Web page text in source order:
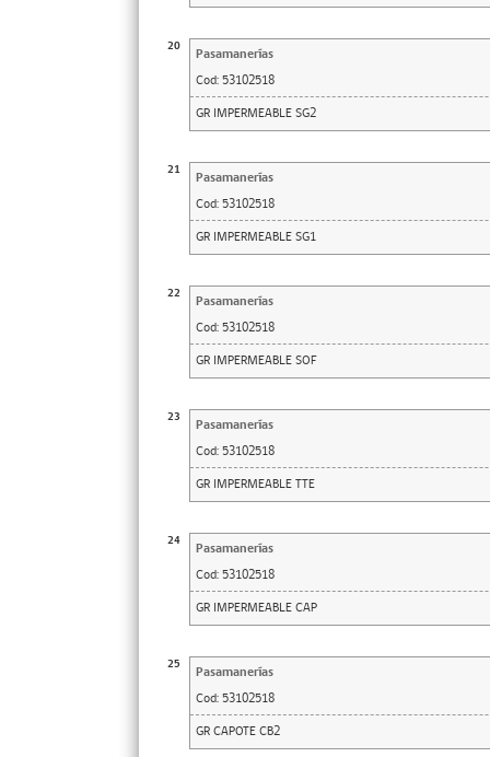
20
Pasamanerías
Cod: 53102518
GR IMPERMEABLE SG2
21
Pasamanerías
Cod: 53102518
GR IMPERMEABLE SG1
22
Pasamanerías
Cod: 53102518
GR IMPERMEABLE SOF
23
Pasamanerías
Cod: 53102518
GR IMPERMEABLE TTE
24
Pasamanerías
Cod: 53102518
GR IMPERMEABLE CAP
25
Pasamanerías
Cod: 53102518
GR CAPOTE CB2